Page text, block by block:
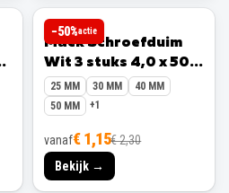
−50%actie
MACK
Mack Schroefduim
Wit 3 stuks 4,0 x 50
mm
25 MM 30 MM
40 MM
50 MM
+1
vanaf€ 1,15€ 2,30
Bekijk →